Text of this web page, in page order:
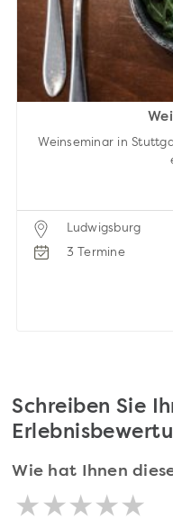
Weinseminar in
Ludwigsburg
3 Termine
Schreiben Sie
Wie hat Ihnen